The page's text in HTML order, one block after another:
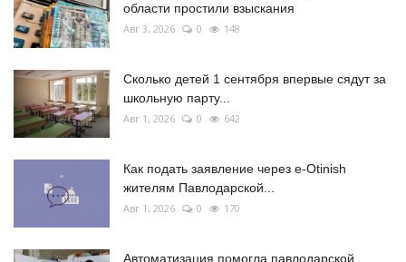
области простили взыскания
Авг 3, 2026 0 148
Сколько детей 1 сентября впервые сядут за
школьную парту...
Авг 1, 2026 0 642
Как подать заявление через e-Otinish
жителям Павлодарской...
Авг 1, 2026 0 170
Автоматизация помогла павлодарской